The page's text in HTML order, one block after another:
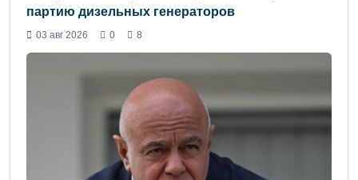
партию дизельных генераторов
03 авг 2026 0 8